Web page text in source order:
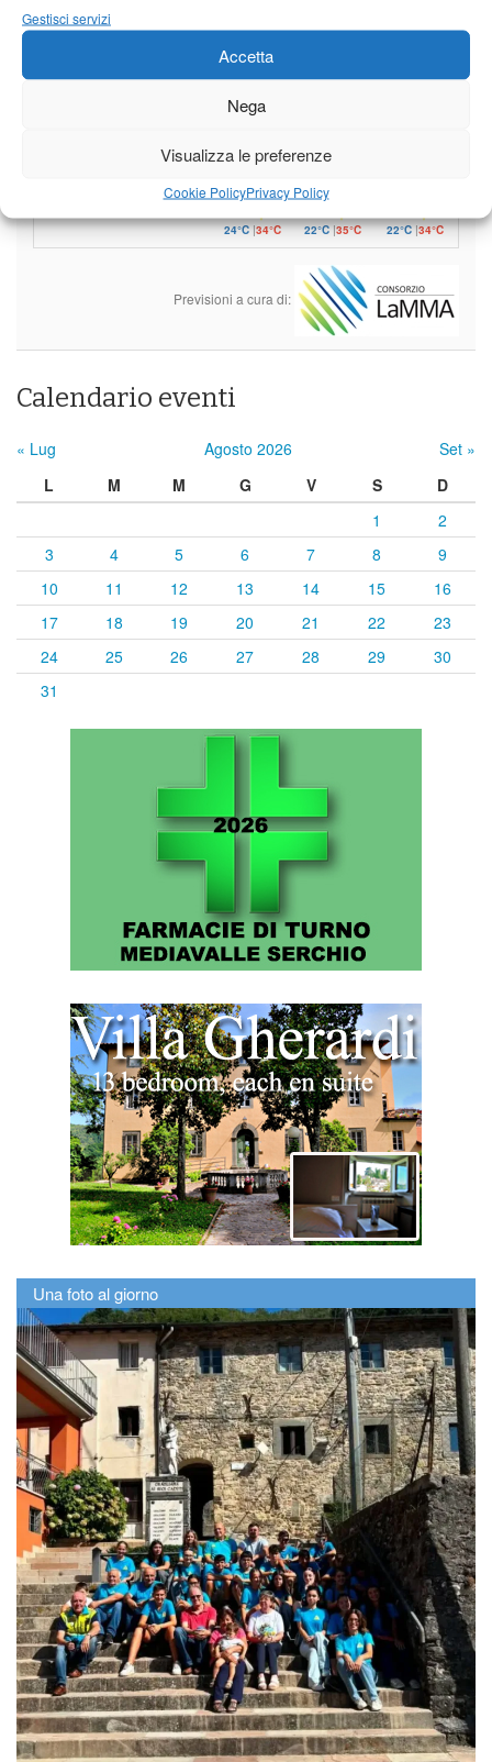
Gestisci servizi
Accetta
Nega
Visualizza le preferenze
Cookie PolicyPrivacy Policy
24°C|37°C 21°C|36°C 22°C|36°C
24°C|34°C 21°C|
Castelnuovo Garfagnana
24°C|34°C 22°C|35°C 22°C|34°C
Previsioni a cura di:
Calendario eventi
« Lug Agosto 2026
Set »
L
M M G V S
D
1
2
3
4 5 6 7 8
9
10
11 12 13 14 15
16
17
18 19 20 21 22
23
24
25 26 27 28 29
30
31
Una foto al giorno